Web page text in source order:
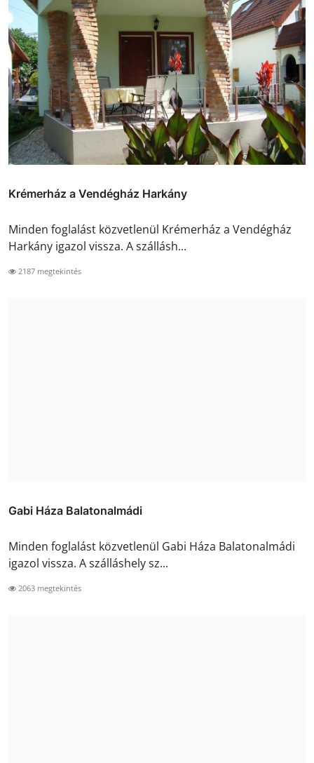
Krémerház a Vendégház Harkány
Minden foglalást közvetlenül Krémerház a Vendégház
Harkány igazol vissza. A szállásh...
2187 megtekintés
Gabi Háza Balatonalmádi
Minden foglalást közvetlenül Gabi Háza Balatonalmádi
igazol vissza. A szálláshely sz...
2063 megtekintés